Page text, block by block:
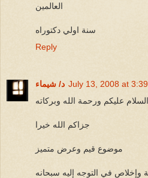
العالمين
سنة اولي دكتوراه
Reply
د/ شيماء July 13, 2008 at
السلام عليكم ورحمة الله وبركاته
جزاكم الله خيرا
موضوع قيم وعرض متميز
وإخلاص في التوجه إليه سبحانه